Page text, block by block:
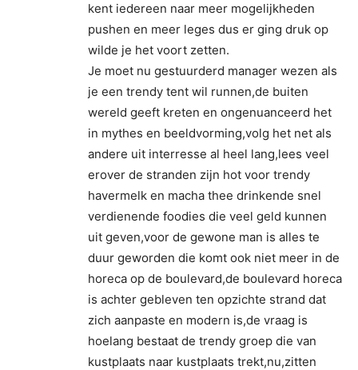
kent iedereen naar meer mogelijkheden
pushen en meer leges dus er ging druk op
wilde je het voort zetten.
Je moet nu gestuurderd manager wezen als
je een trendy tent wil runnen,de buiten
wereld geeft kreten en ongenuanceerd het
in mythes en beeldvorming,volg het net als
andere uit interresse al heel lang,lees veel
erover de stranden zijn hot voor trendy
havermelk en macha thee drinkende snel
verdienende foodies die veel geld kunnen
uit geven,voor de gewone man is alles te
duur geworden die komt ook niet meer in de
horeca op de boulevard,de boulevard horeca
is achter gebleven ten opzichte strand dat
zich aanpaste en modern is,de vraag is
hoelang bestaat de trendy groep die van
kustplaats naar kustplaats trekt,nu,zitten